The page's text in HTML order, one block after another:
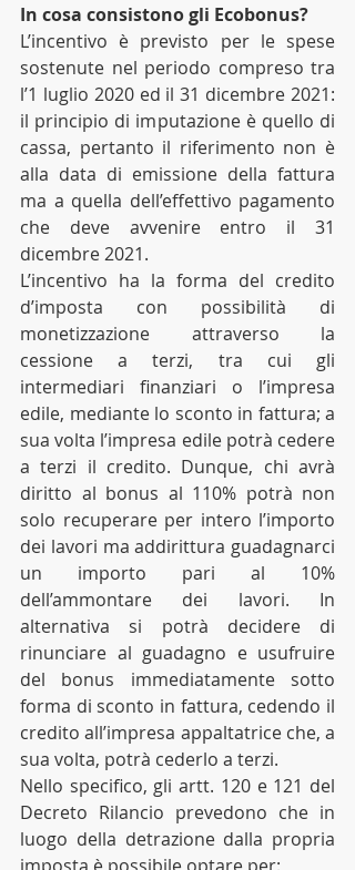
In cosa consistono gli Ecobonus?
L’incentivo è previsto per le spese
sostenute nel periodo compreso tra
l’1 luglio 2020 ed il 31 dicembre 2021:
il principio di imputazione è quello di
cassa, pertanto il riferimento non è
alla data di emissione della fattura
ma a quella dell’effettivo pagamento
che deve avvenire entro il 31
dicembre 2021.
L’incentivo ha la forma del credito
d’imposta con possibilità di
monetizzazione attraverso la
cessione a terzi, tra cui gli
intermediari finanziari o l’impresa
edile, mediante lo sconto in fattura; a
sua volta l’impresa edile potrà cedere
a terzi il credito. Dunque, chi avrà
diritto al bonus al 110% potrà non
solo recuperare per intero l’importo
dei lavori ma addirittura guadagnarci
un importo pari al 10%
dell’ammontare dei lavori. In
alternativa si potrà decidere di
rinunciare al guadagno e usufruire
del bonus immediatamente sotto
forma di sconto in fattura, cedendo il
credito all’impresa appaltatrice che, a
sua volta, potrà cederlo a terzi.
Nello specifico, gli artt. 120 e 121 del
Decreto Rilancio prevedono che in
luogo della detrazione dalla propria